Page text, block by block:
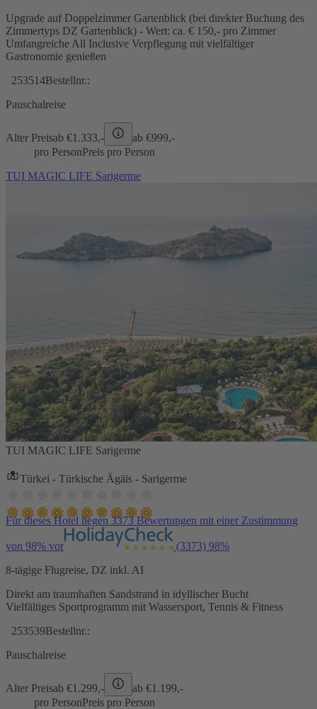
Upgrade auf Doppelzimmer Gartenblick (bei direkter Buchung des
Zimmertyps DZ Gartenblick) - Wert: ca. € 150,- pro Zimmer
Umfangreiche All Inclusive Verpflegung mit vielfältiger
Gastronomie genießen
253514Bestellnr.:
Pauschalreise
Alter Preisab €1.333,- ab €999,-
pro PersonPreis pro Person
TUI MAGIC LIFE Sarigerme
TUI MAGIC LIFE Sarigerme
Türkei - Türkische Ägäis - Sarigerme
Für dieses Hotel liegen 3373 Bewertungen mit einer Zustimmung
von 98% vor (3373) 98%
8-tägige Flugreise, DZ inkl. AI
Direkt am traumhaften Sandstrand in idyllischer Bucht
Vielfältiges Sportprogramm mit Wassersport, Tennis & Fitness
253539Bestellnr.:
Pauschalreise
Alter Preisab €1.299,- ab €1.199,-
pro PersonPreis pro Person